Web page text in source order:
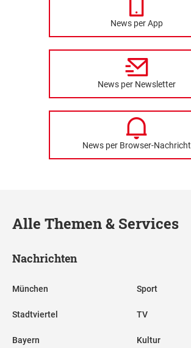
News per App
News per Newsletter
News per Browser-Nachricht
Alle Themen & Services
Nachrichten
München
Stadtviertel
Bayern
Sport
TV
Kultur